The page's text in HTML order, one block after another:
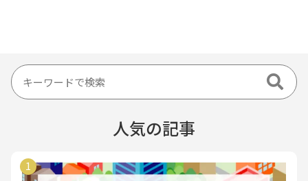
ジ
人気の記事